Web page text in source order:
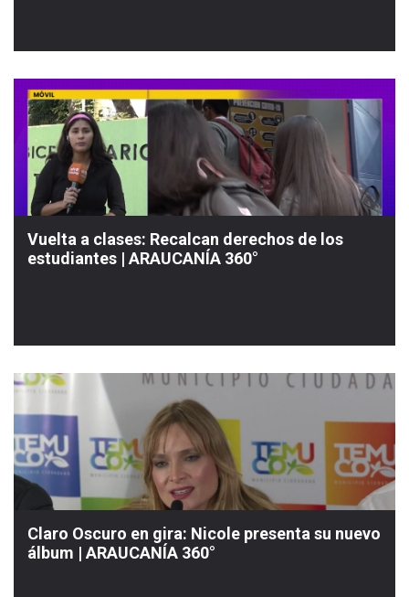
Vuelta a clases: Recalcan derechos de los
estudiantes | ARAUCANÍA 360°
Claro Oscuro en gira: Nicole presenta su nuevo
álbum | ARAUCANÍA 360°